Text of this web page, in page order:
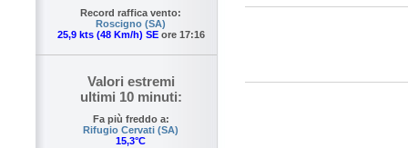
Record raffica vento:
Roscigno (SA)
25,9 kts (48 Km/h) SEore 17:16
Valori estremi
ultimi 10 minuti:
Fa più freddo a:
Rifugio Cervati (SA)
15,3°C